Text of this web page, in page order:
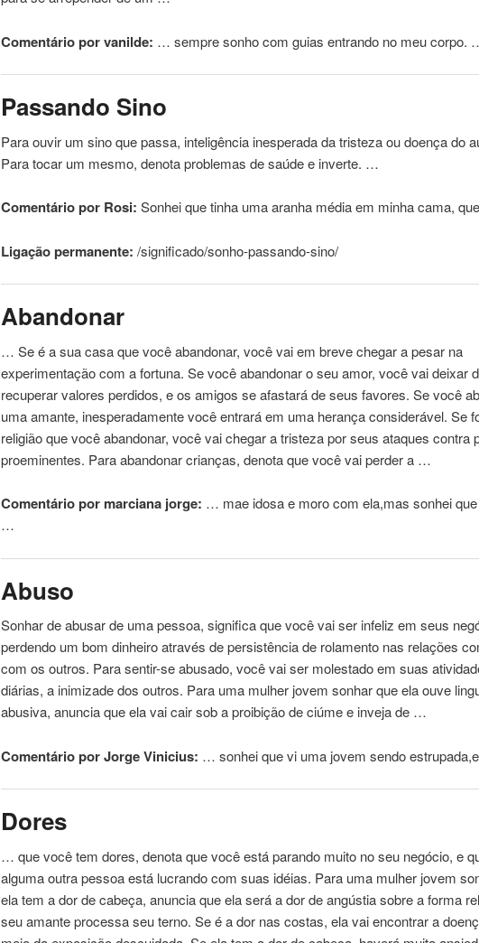
Comentário por vanilde: … sempre sonhocom guias entrando no meu corpo.
Passando Sino
Para ouvir um sino que passa, inteligência inesperada da tristeza ou doença do
Para tocar um mesmo, denota problemas de saúde e inverte. …
Comentário por Rosi: Sonhei que tinha umaaranha média em minha cama,
Ligação permanente: /significado/sonho-passando-sino/
Abandonar
… Se é a sua casa que você abandonar, você vai em breve chegar a pesar na
experimentaçãocom a fortuna. Se você abandonar o seu amor, você vai deixar
recuperar valores perdidos, e os amigos se afastará de seus favores. Se você
umaamante, inesperadamente você entrará em uma herança considerável. Se
religião que você abandonar, você vai chegar a tristeza por seus ataques contra
proeminentes. Para abandonar crianças, denota que você vai perder a …
Comentário por marciana jorge: … mae idosa e morocom ela,mas sonhei
…
Abuso
Sonhar de abusar de uma pessoa, significa que você vai ser infeliz em seus
perdendo um bom dinheiro através de persistência de rolamento nas relações
com os outros. Para sentir-se abusado, você vai ser molestado em suas
diárias, a inimizade dos outros. Para uma mulher jovem sonhar que ela ouve
abusiva, anuncia que ela vai cair sob a proibição de ciúme e inveja de …
Comentário por Jorge Vinicius: … sonhei que vi uma jovem sendo
Dores
… que você tem dores, denota que você está parando muito no seu negócio, e
alguma outrapessoaestá lucrandocom suas idéias. Para uma mulher jovem
ela tem a dor de cabeça, anuncia que ela será a dor de angústia sobre a forma
seu amante processa seu terno. Se é a dor nas costas, ela vai encontrar a